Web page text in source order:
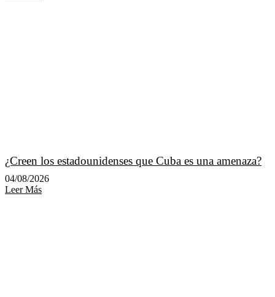
¿Creen los estadounidenses que Cuba es una amenaza?
04/08/2026
Leer Más